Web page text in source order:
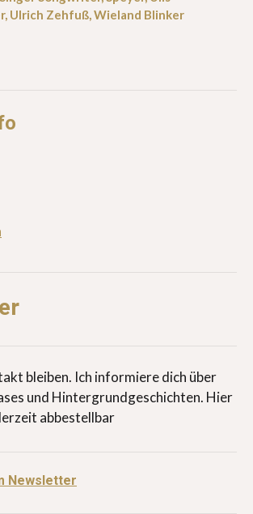
, Ulrich Zehfuß,Wieland Blinker
bleiben. Ich informiere dich über
und Hintergrundgeschichten. Hier
abbestellbar
Newsletter